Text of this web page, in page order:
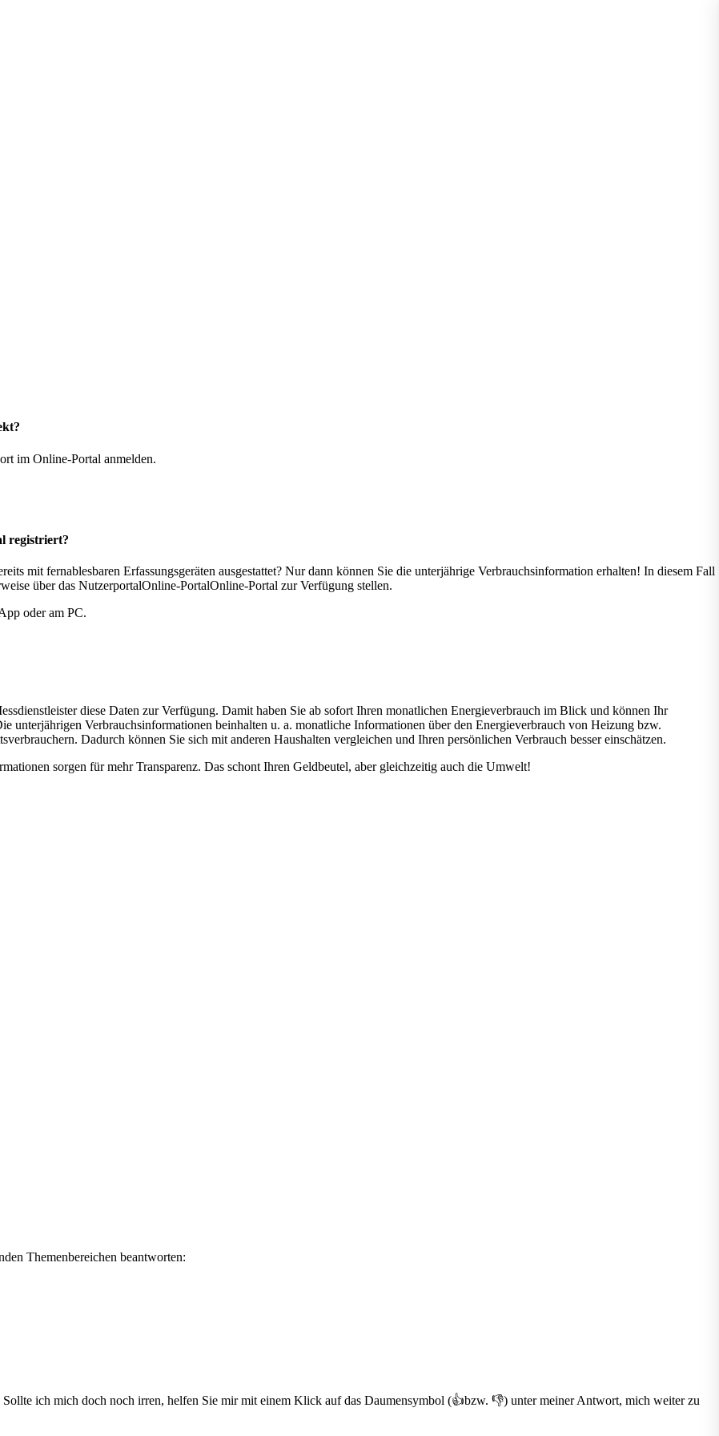
im Online-Portal anmelden.
registriert?
mit fernablesbaren Erfassungsgeräten ausgestattet? Nur dann können Sie die unterjährige Verbrauchsinformation erhalten! In diesem Fall
über das NutzerportalOnline-PortalOnline-Portal zur Verfügung stellen.
oder am PC.
diese Daten zur Verfügung. Damit haben Sie ab sofort Ihren monatlichen Energieverbrauch im Blick und können Ihr
unterjährigen Verbrauchsinformationen beinhalten u. a. monatliche Informationen über den Energieverbrauch von Heizung bzw.
Dadurch können Sie sich mit anderen Haushalten vergleichen und Ihren persönlichen Verbrauch besser einschätzen.
sorgen für mehr Transparenz. Das schont Ihren Geldbeutel, aber gleichzeitig auch die Umwelt!
Themenbereichen beantworten:
ich mich doch noch irren, helfen Sie mir mit einem Klick auf das Daumensymbol (👍bzw. 👎) unter meiner Antwort, mich weiter zu